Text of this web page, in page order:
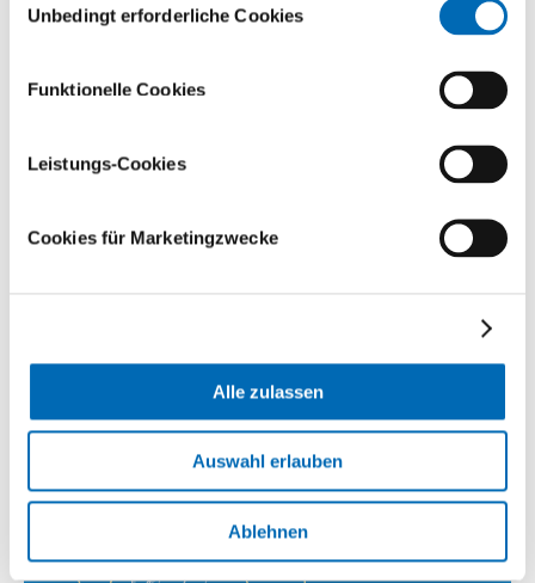
Unbedingt erforderliche Cookies
Funktionelle Cookies
Leistungs-Cookies
Cookies für Marketingzwecke
Alle zulassen
Auswahl erlauben
Ablehnen
Wirbelsäulenzentrum